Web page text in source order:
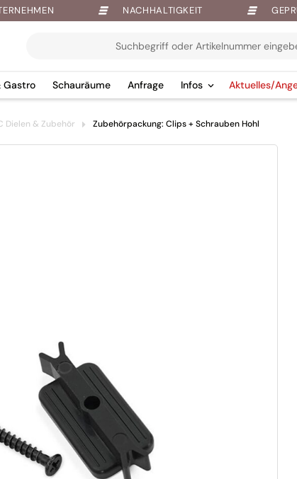
NACHHALTIGKEIT
Gastro Schauräume Anfrage Infos Aktuelles/
Dielen & Zubehör Zubehörpackung: Clips + Schrauben Hohl